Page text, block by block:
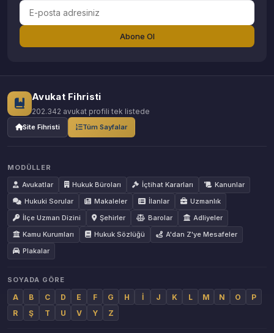
Abone Ol
Avukat Fihristi
202.342 avukat profili tek listede
Site Fihristi Tüm Sayfalar
MODÜLLER
Avukatlar
Hukuk Büroları İçtihat Kararları
Kanunlar
Hukuki Sorular
Makaleler İlanlar
Uzmanlık
İlçe Uzman Dizini
Şehirler Barolar
Adliyeler
Kamu Kurumları
Hukuk Sözlüğü
A'dan Z'ye Mesafeler
Plakalar
SOYADA GÖRE
A B C D E F G H İ J K L M N O
P
R
Ş T U V Y Z